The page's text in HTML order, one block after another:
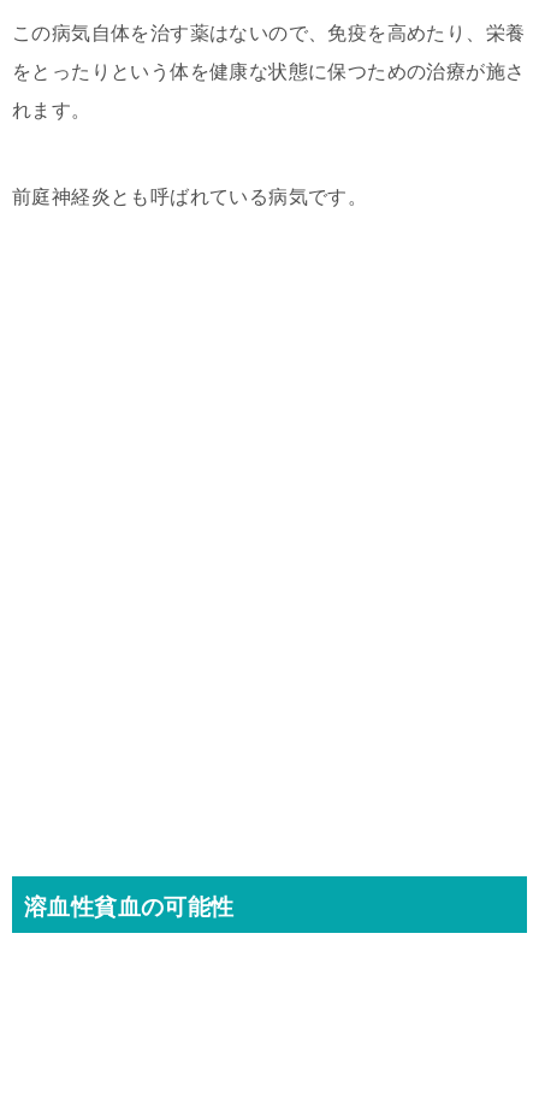
この病気自体を治す薬はないので、免疫を高めたり、栄養
をとったりという体を健康な状態に保つための治療が施さ
れます。
前庭神経炎とも呼ばれている病気です。
溶血性貧血の可能性